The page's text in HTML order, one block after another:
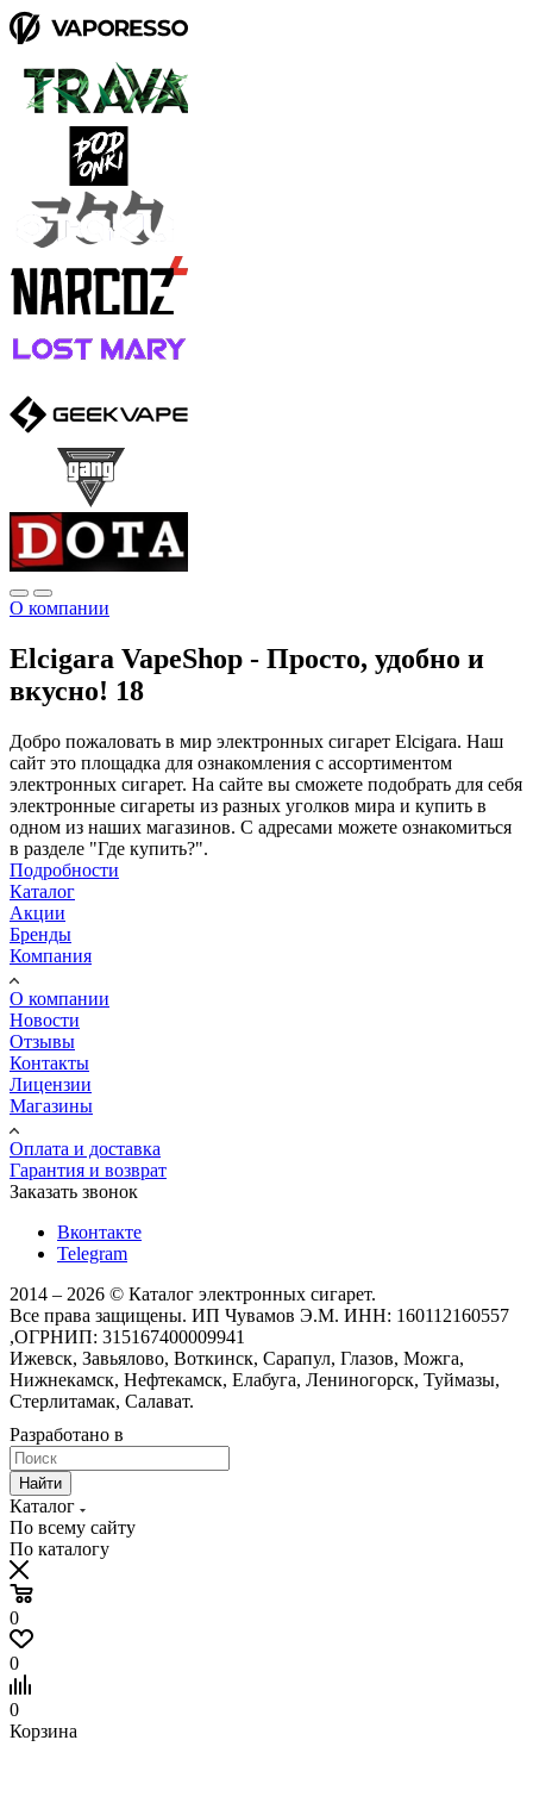
О компании
Elcigara VapeShop - Просто, удобно и
вкусно! 18
Добро пожаловать в мир электронных сигарет Elcigara. Наш
сайт это площадка для ознакомления с ассортиментом
электронных сигарет. На сайте вы сможете подобрать для себя
электронные сигареты из разных уголков мира и купить в
одном из наших магазинов. С адресами можете ознакомиться
в разделе "Где купить?".
Подробности
Каталог
Акции
Бренды
Компания
О компании
Новости
Отзывы
Контакты
Лицензии
Магазины
Оплата и доставка
Гарантия и возврат
Заказать звонок
Вконтакте
Telegram
2014 – 2026 © Каталог электронных сигарет.
Все права защищены. ИП Чувамов Э.М. ИНН: 160112160557
,ОГРНИП: 315167400009941
Ижевск, Завьялово, Воткинск, Сарапул, Глазов, Можга,
Нижнекамск, Нефтекамск, Елабуга, Лениногорск, Туймазы,
Стерлитамак, Салават.
Разработано в
Найти
Каталог
По всему сайту
По каталогу
0
0
0
Корзина